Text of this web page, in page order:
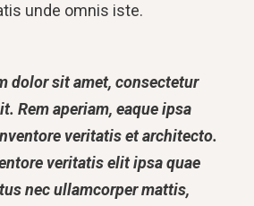
unde omnis iste.
dolor sit amet, consectetur
Rem aperiam, eaque ipsa
veritatis et architecto.
veritatis elit ipsa quae
nec ullamcorper mattis,